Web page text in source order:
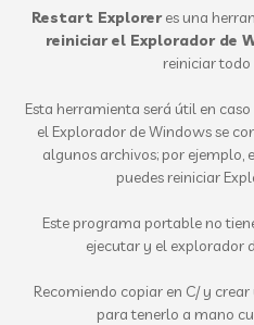
Restart Exploreres una
reiniciar el Explorador de
reiniciar todo
Esta herramienta será útil en
el Explorador de Windows se
algunos archivos; por ejemplo,
puedes reiniciar
Este programa portable no
ejecutar y el explorador
Recomiendo copiar en C/ y
para tenerlo a mano